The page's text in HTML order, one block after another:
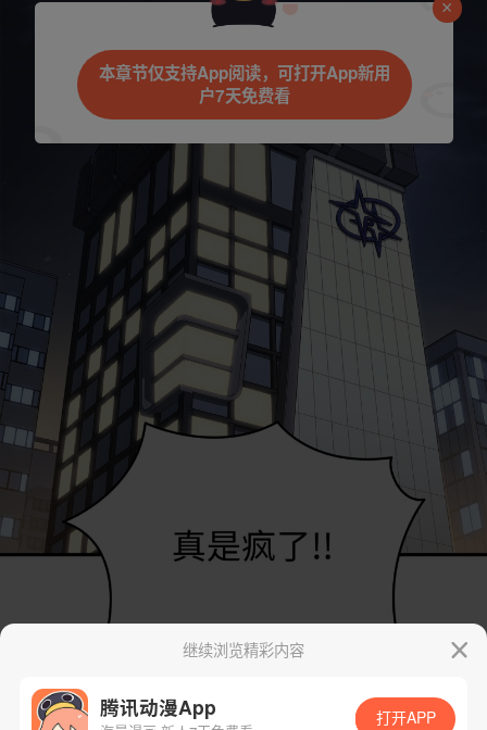
继续浏览精彩内容
腾讯动漫App 打开APP
本章节仅支持App阅读，可打开App新用
户7天免费看